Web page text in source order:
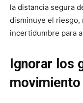
la distancia segura
disminuye el riesgo,
incertidumbre para
Ignorar los